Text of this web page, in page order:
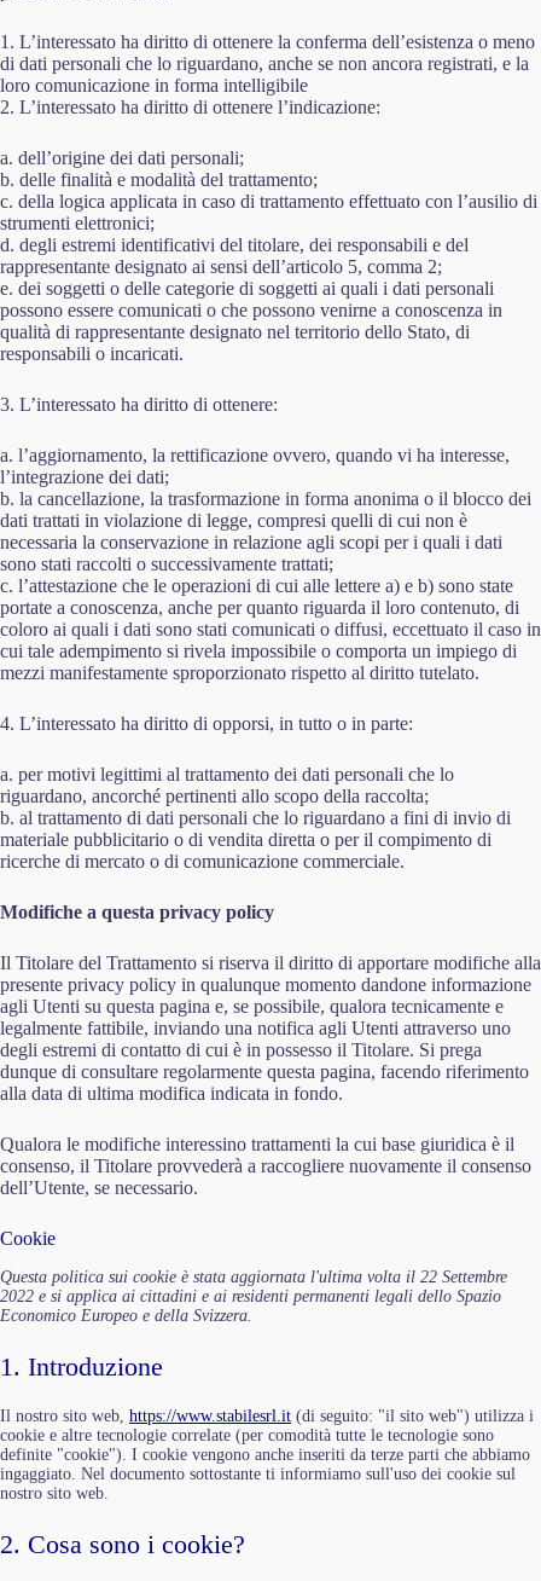
1. L’interessato ha diritto di ottenere la conferma dell’esistenza o meno
di dati personali che lo riguardano, anche se non ancora registrati, e la
loro comunicazione in forma intelligibile
2. L’interessato ha diritto di ottenere l’indicazione:
a. dell’origine dei dati personali;
b. delle finalità e modalità del trattamento;
c. della logica applicata in caso di trattamento effettuato con l’ausilio di
strumenti elettronici;
d. degli estremi identificativi del titolare, dei responsabili e del
rappresentante designato ai sensi dell’articolo 5, comma 2;
e. dei soggetti o delle categorie di soggetti ai quali i dati personali
possono essere comunicati o che possono venirne a conoscenza in
qualità di rappresentante designato nel territorio dello Stato, di
responsabili o incaricati.
3. L’interessato ha diritto di ottenere:
a. l’aggiornamento, la rettificazione ovvero, quando vi ha interesse,
l’integrazione dei dati;
b. la cancellazione, la trasformazione in forma anonima o il blocco dei
dati trattati in violazione di legge, compresi quelli di cui non è
necessaria la conservazione in relazione agli scopi per i quali i dati
sono stati raccolti o successivamente trattati;
c. l’attestazione che le operazioni di cui alle lettere a) e b) sono state
portate a conoscenza, anche per quanto riguarda il loro contenuto, di
coloro ai quali i dati sono stati comunicati o diffusi, eccettuato il caso in
cui tale adempimento si rivela impossibile o comporta un impiego di
mezzi manifestamente sproporzionato rispetto al diritto tutelato.
4. L’interessato ha diritto di opporsi, in tutto o in parte:
a. per motivi legittimi al trattamento dei dati personali che lo
riguardano, ancorché pertinenti allo scopo della raccolta;
b. al trattamento di dati personali che lo riguardano a fini di invio di
materiale pubblicitario o di vendita diretta o per il compimento di
ricerche di mercato o di comunicazione commerciale.
Modifiche a questa privacy policy
Il Titolare del Trattamento si riserva il diritto di apportare modifiche alla
presente privacy policy in qualunque momento dandone informazione
agli Utenti su questa pagina e, se possibile, qualora tecnicamente e
legalmente fattibile, inviando una notifica agli Utenti attraverso uno
degli estremi di contatto di cui è in possesso il Titolare. Si prega
dunque di consultare regolarmente questa pagina, facendo riferimento
alla data di ultima modifica indicata in fondo.
Qualora le modifiche interessino trattamenti la cui base giuridica è il
consenso, il Titolare provvederà a raccogliere nuovamente il consenso
dell’Utente, se necessario.
Cookie
Questa politica sui cookie è stata aggiornata l'ultima volta il 22 Settembre
2022 e si applica ai cittadini e ai residenti permanenti legali dello Spazio
Economico Europeo e della Svizzera.
1. Introduzione
Il nostro sito web, https://www.stabilesrl.it (di seguito: "il sito web") utilizza i
cookie e altre tecnologie correlate (per comodità tutte le tecnologie sono
definite "cookie"). I cookie vengono anche inseriti da terze parti che abbiamo
ingaggiato. Nel documento sottostante ti informiamo sull'uso dei cookie sul
nostro sito web.
2. Cosa sono i cookie?